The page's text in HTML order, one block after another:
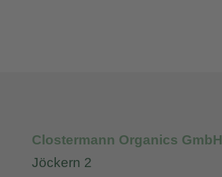
Clostermann Organics GmbH
Jöckern 2